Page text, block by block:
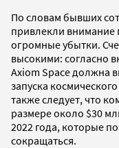
По словам бывших
привлекли внимание
огромные убытки.
высокими: согласно
Axiom Space должна
запуска
также следует, что
размере около $30
2022 года, которые
сокращаться.